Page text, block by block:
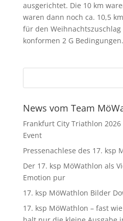
ausgerichtet. Die 10 km
waren dann noch ca. 10,5
für den Weihnachtszuschlag
konformen 2 G
News vom Team
Frankfurt City Triathlon
Event
Pressenachlese des 17. ksp
Der 17. ksp MöWathlon als
Emotion pur
17. ksp MöWathlon Bilder
17. ksp MöWathlon – fast